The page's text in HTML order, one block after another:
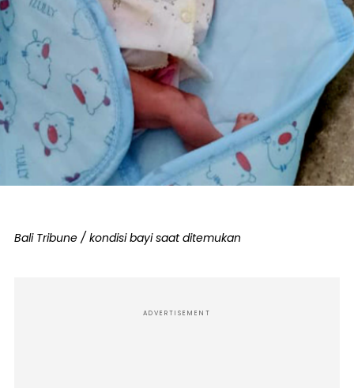
Bali Tribune / kondisi bayi saat ditemukan
ADVERTISEMENT